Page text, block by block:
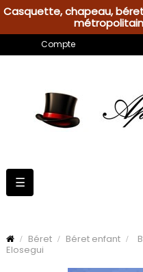
Casquette, chapeau,
Compte
Basculer
la
☰
Béret Béret enfant
Elosegui